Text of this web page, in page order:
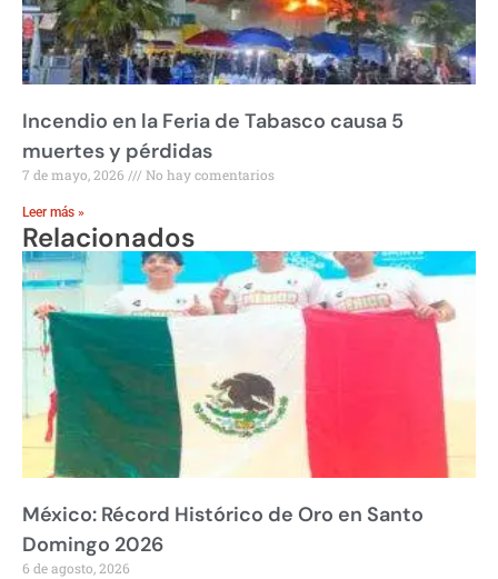
Incendio en la Feria de Tabasco causa 5
muertes y pérdidas
7 de mayo, 2026 No hay comentarios
Leer más »
Relacionados
México: Récord Histórico de Oro en Santo
Domingo 2026
6 de agosto, 2026